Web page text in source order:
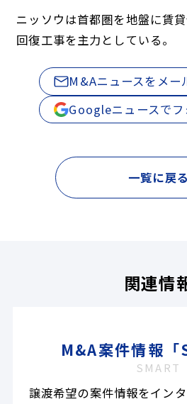
ニッソウは首都圏を地盤に賃
回復工事を主力としている。
M&Aニュースをメー
Googleニュースでフ
一覧に戻る
関連情
M&A案件情報「
SMART
譲渡希望の案件情報をイン